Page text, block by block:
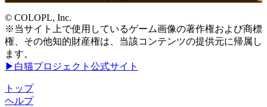
© COLOPL, Inc.
※当サイト上で使用しているゲーム画像の著作権および商標
権、その他知的財産権は、当該コンテンツの提供元に帰属し
ます。
▶白猫プロジェクト公式サイト
トップ
ヘルプ